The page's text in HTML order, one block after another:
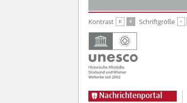
Kontrast K K Schriftgröße K
Nachrichtenportal